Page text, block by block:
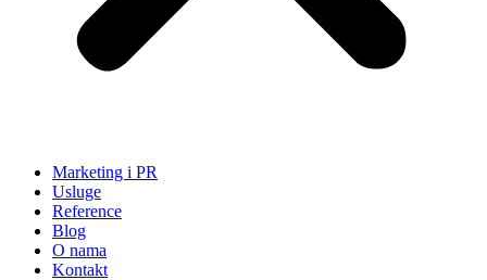
Marketing i PR
Usluge
Reference
Blog
O nama
Kontakt